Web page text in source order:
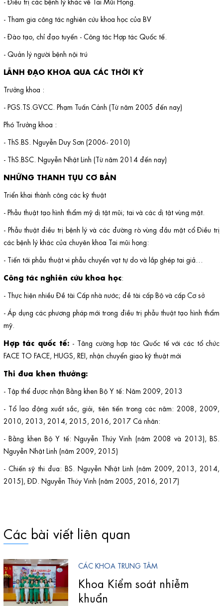
- Tham gia công tác nghiên cứu khoa học của BV
- Đào tạo, chỉ đạo tuyến - Công tác Hợp tác Quốc tế.
- Quản lý người bệnh nội trú
LÃNH ĐẠO KHOA QUA CÁC THỜI KỲ
Trưởng khoa :
- PGS.TS.GVCC. Phạm Tuấn Cảnh (Từ năm 2005 đến nay)
Phó Trưởng khoa :
- ThS.BS. Nguyễn Duy Sơn (2006- 2010)
- ThS.BSC. Nguyễn Nhật Linh (Từ năm 2014 đến nay)
NHỮNG THANH TỤU CƠ BẢN
Triển khai thành công các kỹ thuật
- Phẫu thuật tạo hình thẩm mỹ dị tật mũi; tai và các dị tật vùng mặt.
- Phẫu thuật điều trị bệnh lý và các đường rò vùng đầu mặt cổ Điều trị
các bệnh lý khác của chuyên khoa Tai mũi họng:
- Tiến tới phẫu thuật vi phẫu chuyển vạt tự do và lắp ghép tai giả…
Công tác nghiên cứu khoa học:
- Thực hiện nhiều Đề tài Cấp nhà nước; đề tài cấp Bộ và cấp Cơ sở
- Áp dụng các phương pháp mới trong điều trị phẫu thuật tạo hình thẩm
mỹ.
Hợp tác quốc tế: - Tăng cường hợp tác Quốc tế với các tổ chức
FACE TO FACE, HUGS, REI, nhận chuyển giao kỹ thuật mới
Thi đua khen thưởng:
- Tập thể được nhận Bằng khen Bộ Y tế: Năm 2009, 2013
- Tổ lao động xuất sắc, giỏi, tiên tiến trong các năm: 2008, 2009,
2010, 2013, 2014, 2015, 2016, 2017 Cá nhân:
- Bằng khen Bộ Y tế: Nguyễn Thúy Vinh (năm 2008 và 2013), BS.
Nguyễn Nhật Linh (năm 2009, 2015)
- Chiến sỹ thi đua: BS. Nguyễn Nhật Linh (năm 2009, 2013, 2014,
2015), ĐD. Nguyễn Thúy Vinh (năm 2005, 2016, 2017)
Các bài viết liên quan
CÁC KHOA TRUNG TÂM
Khoa Kiểm soát nhiễm
khuẩn